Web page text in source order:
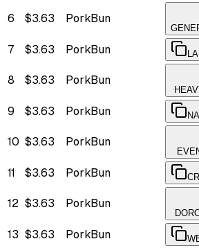
6
$3.63 PorkBun
7 $3.63 PorkBun
8 $3.63 PorkBun
9 $3.63 PorkBun
10 $3.63 PorkBun
11 $3.63 PorkBun
12 $3.63 PorkBun
13 $3.63 PorkBun